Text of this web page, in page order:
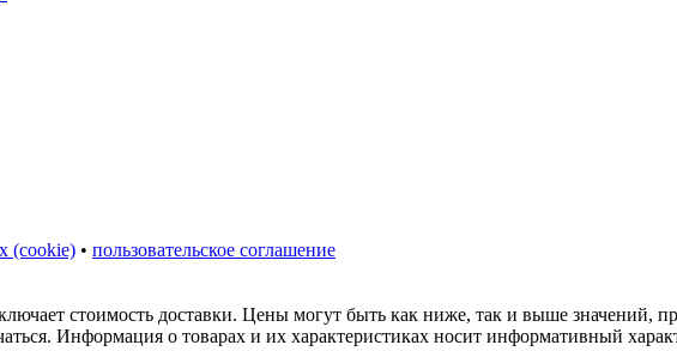
(cookie) • пользовательское соглашение
стоимость доставки. Цены могут быть как ниже, так и выше значений,
Информация о товарах и их характеристиках носит информативный